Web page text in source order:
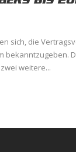
sich, die
bekanntzugeben.
weitere...